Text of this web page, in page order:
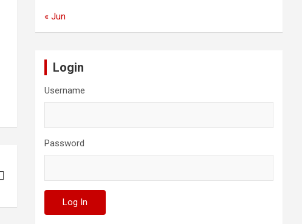
« Jun
Login
Username
Password